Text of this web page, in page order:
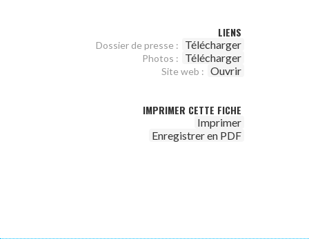
LIENS
Dossier de presse : Télécharger
Photos : Télécharger
Site web : Ouvrir
IMPRIMER CETTE FICHE
Imprimer
Enregistrer en PDF